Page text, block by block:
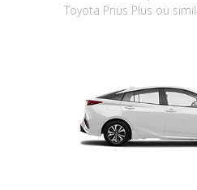
Toyota Prius Plus ou